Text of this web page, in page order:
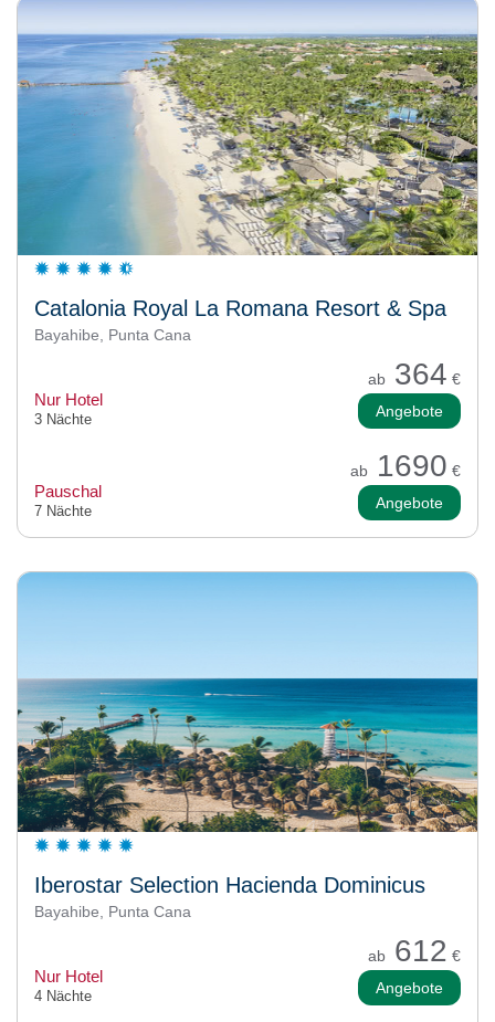
Catalonia Royal La Romana Resort & Spa
Bayahibe, Punta Cana
ab 364 €
Nur Hotel
3 Nächte Angebote
ab 1690 €
Pauschal
7 Nächte Angebote
Iberostar Selection Hacienda Dominicus
Bayahibe, Punta Cana
ab 612 €
Nur Hotel
4 Nächte Angebote